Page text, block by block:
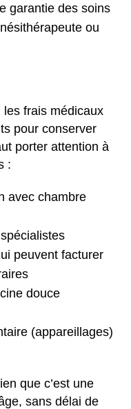
garantie des soins
ou
les frais médicaux
pour conserver
porter attention à
:
avec chambre
peuvent facturer
douce
(appareillages)
que c’est une
sans délai de